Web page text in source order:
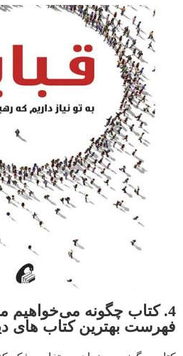
4. کتاب چگونه می‌خواهیم
فهرست بهترین کتاب های